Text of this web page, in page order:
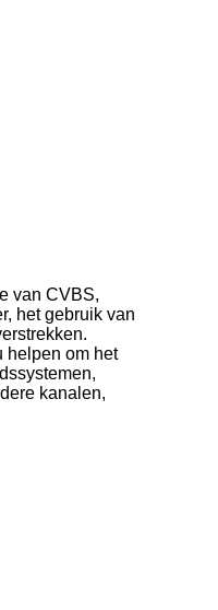
van CVBS,
het gebruik van
helpen om het
kanalen,